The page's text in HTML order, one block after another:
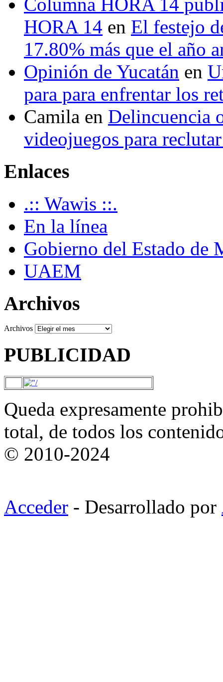
Columna HORA 14
HORA 14 en El festejo
17.80% más que el año
Opinión de Yucatán en
para para enfrentar los
Camila en Delincuencia
videojuegos para
Enlaces
.:: Wawis ::.
En la línea
Gobierno del Estado de
UAEM
Archivos
Archivos
PUBLICIDAD
Queda expresamente
total, de todos los
© 2010-2024
Acceder - Desarrollado por